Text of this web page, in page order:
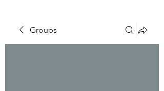
Groups